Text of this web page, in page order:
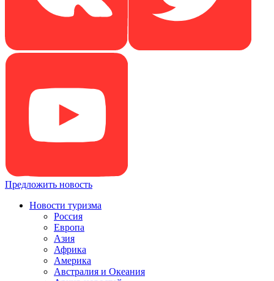
Предложить новость
Новости туризма
Россия
Европа
Азия
Африка
Америка
Австралия и Океания